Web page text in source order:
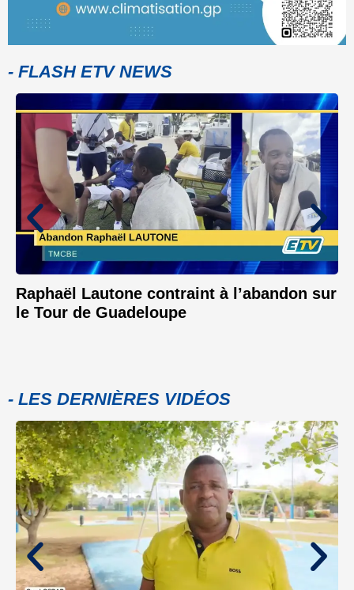
- FLASH ETV NEWS
Raphaël Lautone contraint à l’abandon sur
le Tour de Guadeloupe
- LES DERNIÈRES VIDÉOS